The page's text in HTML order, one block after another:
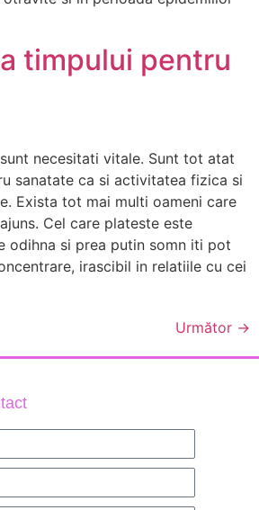
timpului pentru
necesitati vitale. Sunt tot atat
sanatate ca si activitatea fizica si
Exista tot mai multi oameni care
Cel care plateste este
odihna si prea putin somn iti pot
irascibil in relatiile cu cei
Următor →